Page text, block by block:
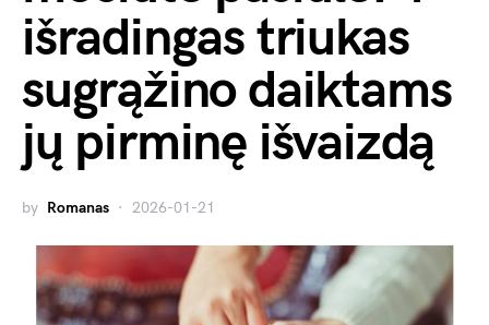
išradingas triukas
sugrąžino daiktams
jų pirminę išvaizdą
by Romanas 2026-01-21